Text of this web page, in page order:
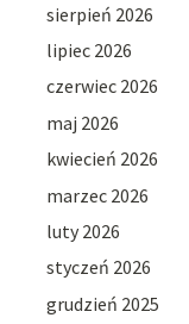
sierpień 2026
lipiec 2026
czerwiec 2026
maj 2026
kwiecień 2026
marzec 2026
luty 2026
styczeń 2026
grudzień 2025